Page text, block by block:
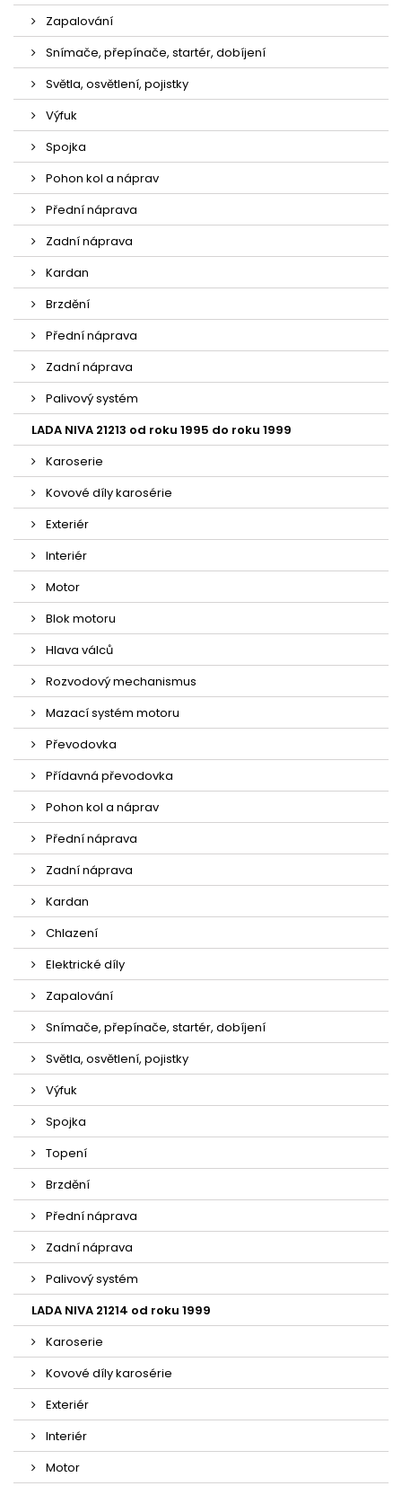
Zapalování
Snímače, přepínače, startér, dobíjení
Světla, osvětlení, pojistky
Výfuk
Spojka
Pohon kol a náprav
Přední náprava
Zadní náprava
Kardan
Brzdění
Přední náprava
Zadní náprava
Palivový systém
LADA NIVA 21213 od roku 1995 do roku 1999
Karoserie
Kovové díly karosérie
Exteriér
Interiér
Motor
Blok motoru
Hlava válců
Rozvodový mechanismus
Mazací systém motoru
Převodovka
Přídavná převodovka
Pohon kol a náprav
Přední náprava
Zadní náprava
Kardan
Chlazení
Elektrické díly
Zapalování
Snímače, přepínače, startér, dobíjení
Světla, osvětlení, pojistky
Výfuk
Spojka
Topení
Brzdění
Přední náprava
Zadní náprava
Palivový systém
LADA NIVA 21214 od roku 1999
Karoserie
Kovové díly karosérie
Exteriér
Interiér
Motor